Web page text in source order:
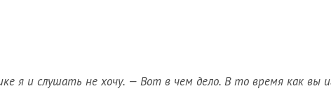
я и слушать не хочу. — Вот в чем дело. В то время как вы